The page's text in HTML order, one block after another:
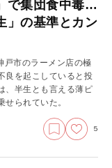
で集団食中毒…
」の基準とカン
戸市のラーメン店の極
良を起こしていると投
、半生とも言える薄ピ
せられていた。
5